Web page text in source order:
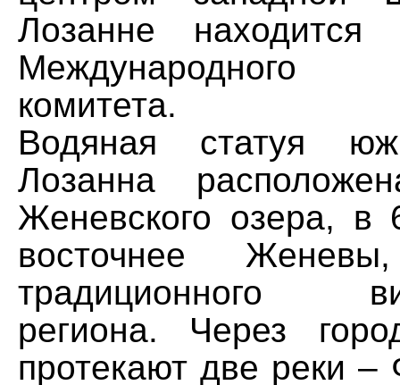
Лозанне находится
Международного
комитета.
Водяная статуя
Лозанна
Женевского озера, в
восточнее
традиционного
региона. Через
протекают две реки